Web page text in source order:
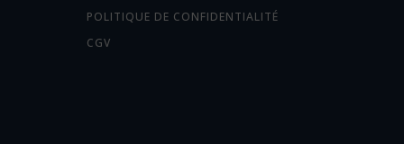
POLITIQUE DE CONFIDENTIALITÉ
CGV